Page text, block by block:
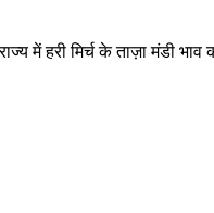
हरी मिर्च के ताज़ा मंडी भाव